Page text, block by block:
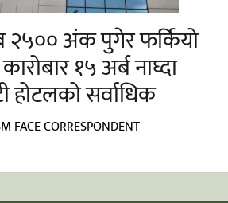
२५०० अंक पुगेर फर्कियो
१५ अर्ब नाघ्दा
होटलको सर्वाधिक
FACE CORRESPONDENT